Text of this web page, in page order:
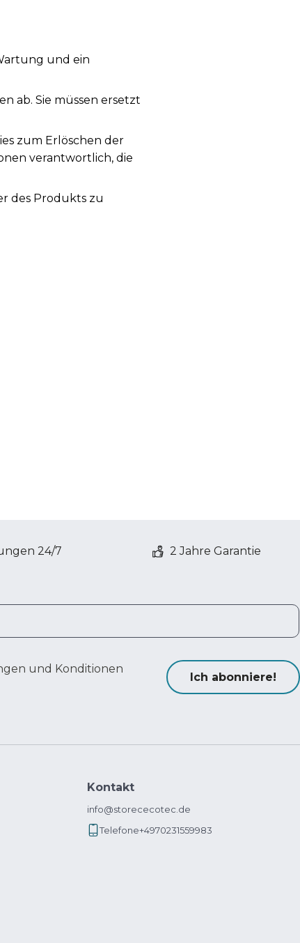
und ein
ab. Sie müssen ersetzt
zum Erlöschen der
verantwortlich, die
des Produkts zu
24/7 2 Jahre Garantie
und Konditionen
Ich abonniere!
Kontakt
info@storececotec.de
Telefone+4970231559983